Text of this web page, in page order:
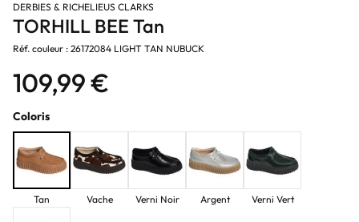
DERBIES & RICHELIEUS CLARKS
TORHILL BEE Tan
Réf. couleur : 26172084 LIGHT TAN NUBUCK
109,99 €
Coloris
Tan Vache Verni Noir Argent Verni Vert